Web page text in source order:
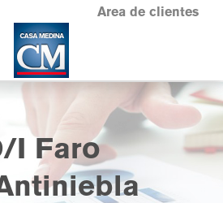
Area de clientes
I Faro